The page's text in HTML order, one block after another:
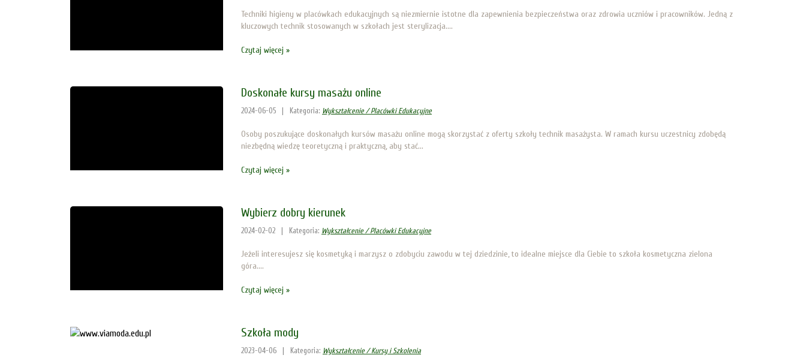
Techniki higieny w placówkach edukacyjnych są niezmiernie istotne dla zapewnienia bezpieczeństwa oraz zdrowia uczniów i pracowników. Jedną z
kluczowych technik stosowanych w szkołach jest sterylizacja....
Czytaj więcej »
Doskonałe kursy masażu online
2024-06-05 Kategoria: Wykształcenie / Placówki Edukacyjne
Osoby poszukujące doskonałych kursów masażu online mogą skorzystać z oferty szkoły technik masażysta. W ramach kursu uczestnicy zdobędą
niezbędną wiedzę teoretyczną i praktyczną, aby stać...
Czytaj więcej »
Wybierz dobry kierunek
2024-02-02 Kategoria: Wykształcenie / Placówki Edukacyjne
Jeżeli interesujesz się kosmetyką i marzysz o zdobyciu zawodu w tej dziedzinie, to idealne miejsce dla Ciebie to szkoła kosmetyczna zielona
góra....
Czytaj więcej »
Szkoła mody
2023-04-06 Kategoria: Wykształcenie / Kursy i Szkolenia